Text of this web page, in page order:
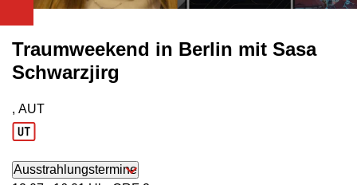
Traumweekend in Berlin mit Sasa
Schwarzjirg
Produktionsland: AUT
, AUT
Ausstrahlungstermine